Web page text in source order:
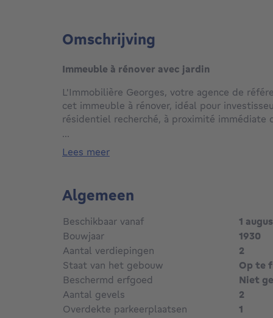
Omschrijving
Immeuble à rénover avec jardin
L'Immobilière Georges, votre agence de
cet immeuble à rénover, idéal pour
résidentiel recherché, à proximité immédiate
Selon les plans communaux et les
Composition du bien :
Rez-de-chaussée : garage, buanderie avec
accès direct au jardin.
1er étage : hall, lumineux séjour, cuisine, salle
2e étage : disposition identique au 1er étage.
Extérieurs : le bien bénéficie également d’un
photos)
...
lees meer
Algemeen
Beschikbaar vanaf
1
Bouwjaar
1930
Aantal verdiepingen
2
Staat van het gebouw
Op te
Beschermd erfgoed
Niet
Aantal gevels
2
Overdekte parkeerplaatsen
1